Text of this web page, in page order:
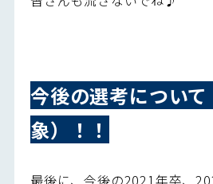
今後の選考につい
象）！！
最後に、今後の2021年卒、